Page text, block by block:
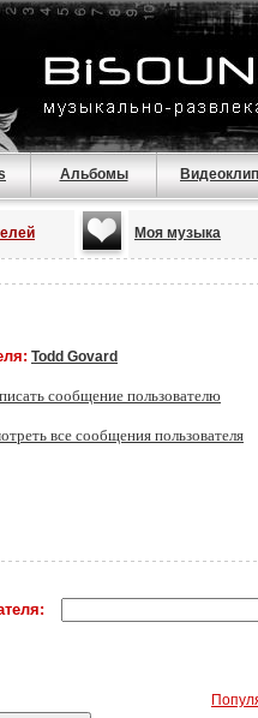
Альбомы
Моя музыка
Todd Govard
сообщение пользователю
все сообщения пользователя